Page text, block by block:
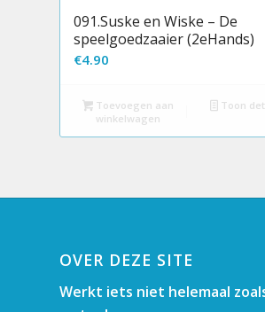
091.Suske en Wiske – De
speelgoedzaaier (2eHands)
€4.90
Toevoegen aan
winkelwagen
Toon
OVER DEZE SITE
Werkt iets niet helemaal